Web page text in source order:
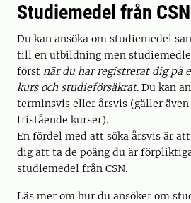
Studiemedel från CSN
Du kan ansöka om studiemedel
till en utbildning men
först när du har registrerat dig på
kurs och studieförsäkrat. Du kan
terminsvis eller årsvis (gäller
fristående kurser).
En fördel med att söka årsvis är
dig att ta de poäng du är
studiemedel från CSN.
Läs mer om hur du ansöker om